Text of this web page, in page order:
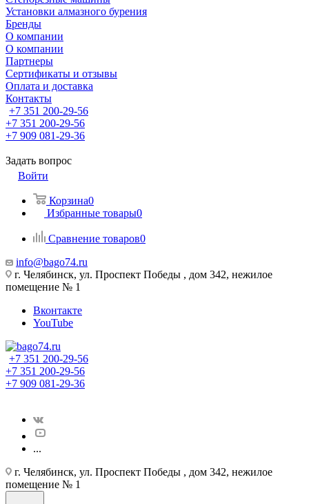
Установки алмазного бурения
Бренды
О компании
О компании
Партнеры
Cертификаты и отзывы
Оплата и доставка
Контакты
+7 351 200-29-56
+7 351 200-29-56
+7 909 081-29-36
Задать вопрос
Войти
Корзина0
Избранные товары0
Сравнение товаров0
info@bago74.ru
г. Челябинск, ул. Проспект Победы , дом 342, нежилое
помещение № 1
Вконтакте
YouTube
+7 351 200-29-56
+7 351 200-29-56
+7 909 081-29-36
...
г. Челябинск, ул. Проспект Победы , дом 342, нежилое
помещение № 1